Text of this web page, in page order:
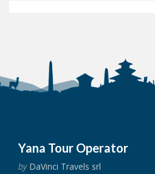
Yana Tour Operator
byDaVinci Travels srl